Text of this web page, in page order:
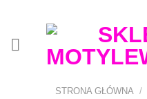
zawartości
STRONA GŁÓWNA /